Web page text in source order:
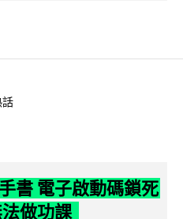
書 電子啟動碼鎖死
做功課